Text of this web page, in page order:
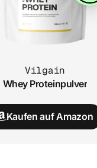
Vilgain
Whey Proteinpulver
Kaufen auf Amazon